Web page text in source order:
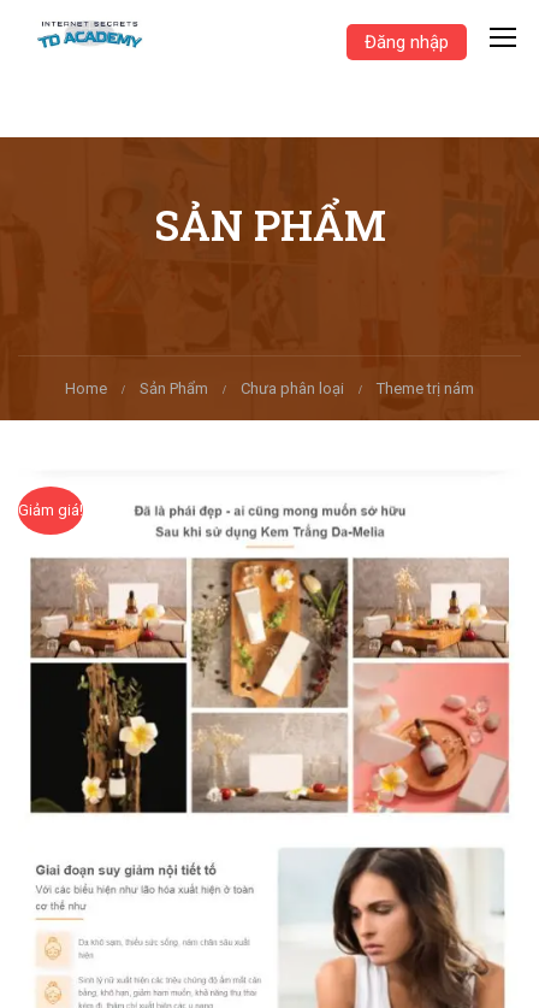
Đăng nhập
SẢN PHẨM
Home Sản Phẩm Chưa phân loại Theme trị nám
Giảm giá!